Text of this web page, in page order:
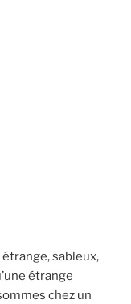
sableux,
étrange
chez un